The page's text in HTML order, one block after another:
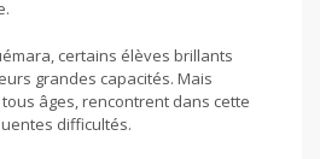
certains élèves brillants
grandes capacités. Mais
tous âges, rencontrent dans cette
difficultés.